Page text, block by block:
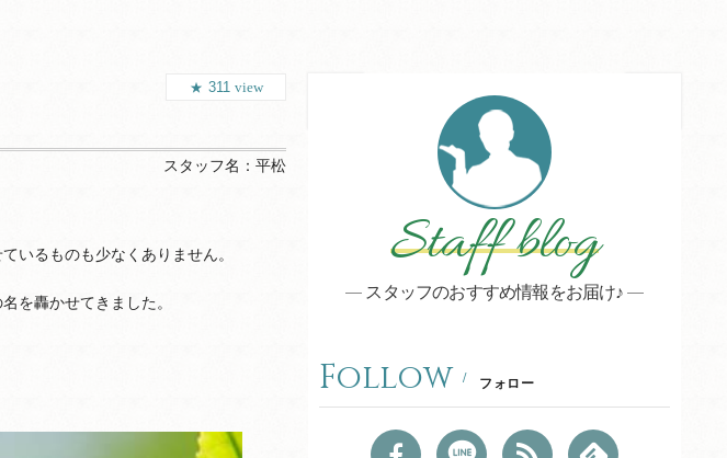
311 view
スタッフ名： 平松
いるものも少なくありません。
を轟かせてきました。
Staff blog
スタッフのおすすめ情報をお届け♪
Follow フォロー